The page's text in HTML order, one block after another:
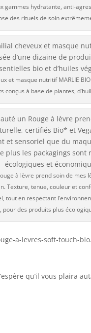
gammes hydratante, anti-
des rituels de soin
et masque nutritif MARLIE
conçus à base de plantes,
à lèvre prend soin de
Texture, tenue, couleur et
tout en respectant
pour des produits plus
a-levres-soft-touch-
qu’il vous plaira